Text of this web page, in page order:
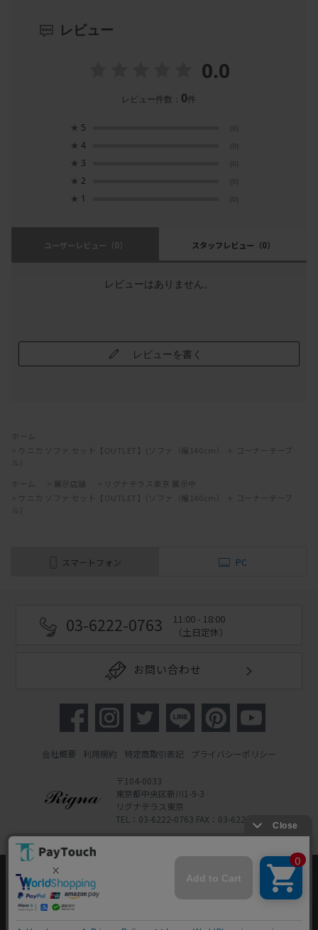
レビュー
0.0
レビュー件数： 0件
★ 5 (0)
★ 4 (0)
★ 3 (0)
★ 2 (0)
★ 1 (0)
ユーザーレビュー （0） スタッフレビュー （0）
レビューはありません。
レビューを書く
ホーム
ウニカ ソファ セット【OUTLET】(ソファ（幅140cm） ＋ コーナーテーブ
ル)
ホーム
展示店舗
リグナテラス東京 展示中
ウニカ ソファ セット【OUTLET】(ソファ（幅140cm） ＋ コーナーテーブ
ル)
スマートフォン PC
03-6222-0763
11:00 - 18:00
（土日定休）
お問い合わせ
会社概要 利用規約 特定商取引表記 プライバシーポリシー
〒104-0033
東京都中央区新川1-9-3
リグナテラス東京
TEL：03-6222-0763 FAX：03-6222-0762
Powered by Watahan Partners Co., Ltd.
当ウェブサイトでは、お客様により良いサービス
をご提供するため、クッキーを利用しています。
サイト利用を継続することにより、クッキーの使
同意する